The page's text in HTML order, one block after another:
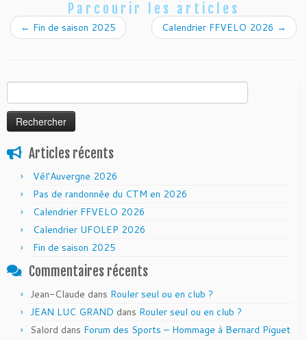
Parcourir les articles
← Fin de saison 2025 Calendrier FFVELO 2026 →
Articles récents
Vél’Auvergne 2026
Pas de randonnée du CTM en 2026
Calendrier FFVELO 2026
Calendrier UFOLEP 2026
Fin de saison 2025
Commentaires récents
Jean-Claude dans Rouler seul ou en club ?
JEAN LUC GRAND dans Rouler seul ou en club ?
Salord dans Forum des Sports – Hommage à Bernard Piguet